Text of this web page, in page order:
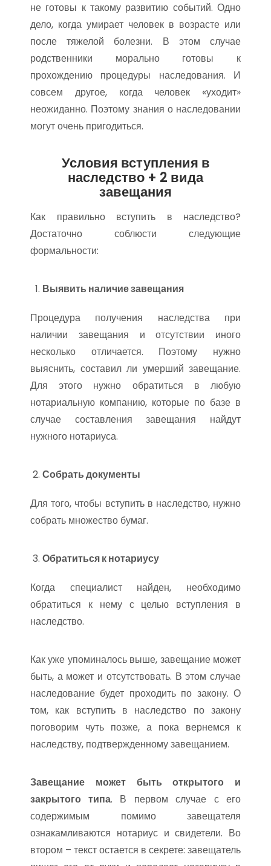
не готовы к такому развитию событий. Одно
дело, когда умирает человек в возрасте или
после тяжелой болезни. В этом случае
родственники морально готовы к
прохождению процедуры наследования. И
совсем другое, когда человек «уходит»
неожиданно. Поэтому знания о наследовании
могут очень пригодиться.
Условия вступления в
наследство + 2 вида
завещания
Как правильно вступить в наследство?
Достаточно соблюсти следующие
формальности:
Выявить наличие завещания
Процедура получения наследства при
наличии завещания и отсутствии иного
несколько отличается. Поэтому нужно
выяснить, составил ли умерший завещание.
Для этого нужно обратиться в любую
нотариальную компанию, которые по базе в
случае составления завещания найдут
нужного нотариуса.
Собрать документы
Для того, чтобы вступить в наследство, нужно
собрать множество бумаг.
Обратиться к нотариусу
Когда специалист найден, необходимо
обратиться к нему с целью вступления в
наследство.
Как уже упоминалось выше, завещание может
быть, а может и отсутствовать. В этом случае
наследование будет проходить по закону. О
том, как вступить в наследство по закону
поговорим чуть позже, а пока вернемся к
наследству, подтвержденному завещанием.
Завещание может быть открытого и
закрытого типа. В первом случае с его
содержимым помимо завещателя
ознакамливаются нотариус и свидетели. Во
втором – текст остается в секрете: завещатель